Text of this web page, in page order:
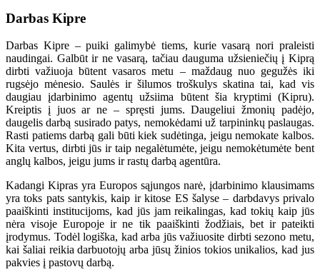
Darbas Kipre
Darbas Kipre – puiki galimybė tiems, kurie vasarą nori praleisti
naudingai. Galbūt ir ne vasarą, tačiau dauguma užsieniečių į Kiprą
dirbti važiuoja būtent vasaros metu – maždaug nuo gegužės iki
rugsėjo mėnesio. Saulės ir šilumos troškulys skatina tai, kad vis
daugiau įdarbinimo agentų užsiima būtent šia kryptimi (Kipru).
Kreiptis į juos ar ne – spręsti jums. Daugeliui žmonių padėjo,
daugelis darbą susirado patys, nemokėdami už tarpininkų paslaugas.
Rasti patiems darbą gali būti kiek sudėtinga, jeigu nemokate kalbos.
Kita vertus, dirbti jūs ir taip negalėtumėte, jeigu nemokėtumėte bent
anglų kalbos, jeigu jums ir rastų darbą agentūra.
Kadangi Kipras yra Europos sąjungos narė, įdarbinimo klausimams
yra toks pats santykis, kaip ir kitose ES šalyse – darbdavys privalo
paaiškinti institucijoms, kad jūs jam reikalingas, kad tokių kaip jūs
nėra visoje Europoje ir ne tik paaiškinti žodžiais, bet ir pateikti
įrodymus. Todėl logiška, kad arba jūs važiuosite dirbti sezono metu,
kai šaliai reikia darbuotojų arba jūsų žinios tokios unikalios, kad jus
pakvies į pastovų darbą.